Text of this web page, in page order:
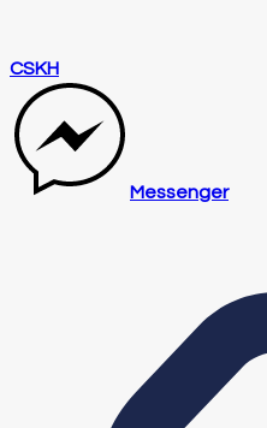
CSKH
Messenger